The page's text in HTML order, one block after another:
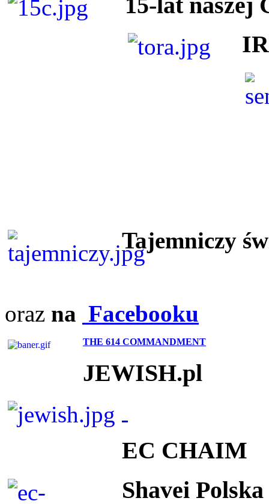
Tajemniczy
oraz na Facebooku
THE 614 COMMANDMENT
JEWISH.pl
EC CHAIM
Shavei Polska